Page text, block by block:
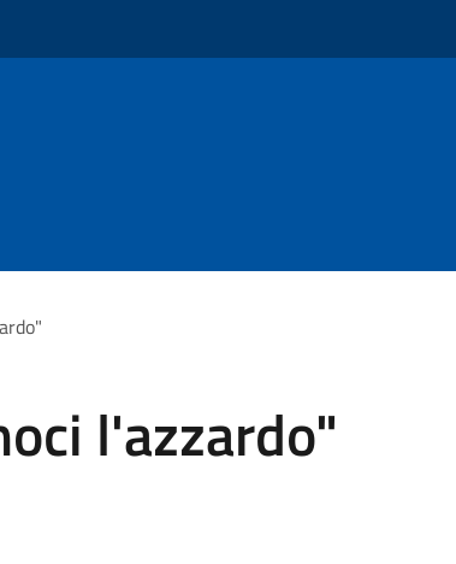
l'azzardo"